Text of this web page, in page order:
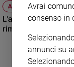
Coppia
Scuola
e
giovani
Adolescenza
Bioetica
ATTUALITÀ
L'analisi dagli Stati
rimandato
Avrai
consenso in
annunci su